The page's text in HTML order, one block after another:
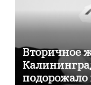
Вторичное
подорожало